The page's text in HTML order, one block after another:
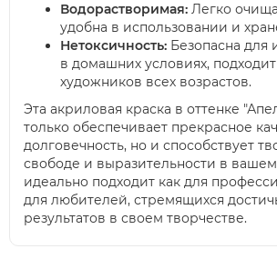
Водорастворимая: Легко
удобна в использовании и
Нетоксичность: Безопасна для
в домашних условиях,
художников всех возрастов.
Эта акриловая краска в оттенке
только обеспечивает прекрасное
долговечность, но и способствует
свободе и выразительности в
идеально подходит как для
для любителей, стремящихся
результатов в своем творчестве.